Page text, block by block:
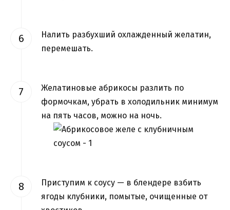
Налить разбухший охлажденный желатин,
перемешать.
Желатиновые абрикосы разлить по
формочкам, убрать в холодильник минимум
на пять часов, можно на ночь.
Приступим к соусу — в блендере взбить
ягоды клубники, помытые, очищенные от